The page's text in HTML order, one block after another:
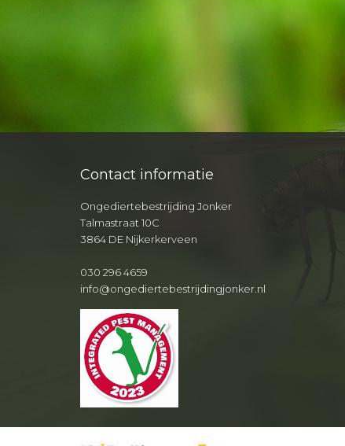
Contact informatie
Ongediertebestrijding Jonker
Talmastraat 10C
3864 DE Nijkerkerveen
030 296 4659
info@ongediertebestrijdingjonker.nl